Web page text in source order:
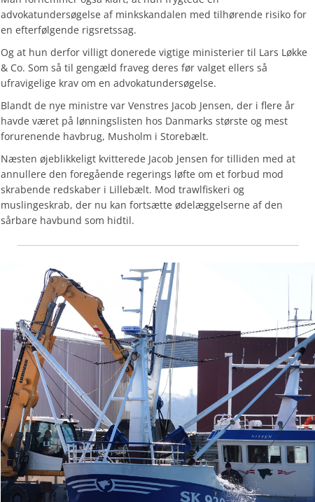
advokatundersøgelse af minkskandalen med tilhørende risiko for
en efterfølgende rigsretssag.
Og at hun derfor villigt donerede vigtige ministerier til Lars Løkke
& Co. Som så til gengæld fraveg deres før valget ellers så
ufravigelige krav om en advokatundersøgelse.
Blandt de nye ministre var Venstres Jacob Jensen, der i flere år
havde været på lønningslisten hos Danmarks største og mest
forurenende havbrug, Musholm i Storebælt.
Næsten øjeblikkeligt kvitterede Jacob Jensen for tilliden med at
annullere den foregående regerings løfte om et forbud mod
skrabende redskaber i Lillebælt. Mod trawlfiskeri og
muslingeskrab, der nu kan fortsætte ødelæggelserne af den
sårbare havbund som hidtil.